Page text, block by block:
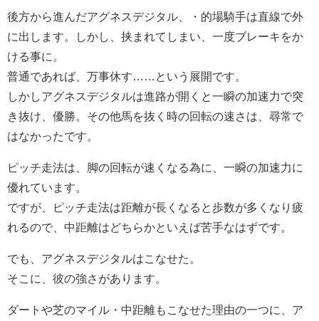
後方から進んだアグネスデジタル、・的場騎手は直線で外
に出します。しかし、挟まれてしまい、一度ブレーキをか
ける事に。
普通であれば、万事休す……という展開です。
しかしアグネスデジタルは進路が開くと一瞬の加速力で突
き抜け、優勝。その他馬を抜く時の回転の速さは、尋常で
はなかったです。
ピッチ走法は、脚の回転が速くなる為に、一瞬の加速力に
優れています。
ですが、ピッチ走法は距離が長くなると歩数が多くなり疲
れるので、中距離はどちらかといえば苦手なはずです。
でも、アグネスデジタルはこなせた。
そこに、彼の強さがあります。
ダートや芝のマイル・中距離もこなせた理由の一つに、ア